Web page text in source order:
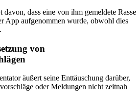
dass eine von ihm gemeldete Rasse
App aufgenommen wurde, obwohl dies
von
äußert seine Enttäuschung darüber,
oder Meldungen nicht zeitnah